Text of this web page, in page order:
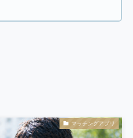
マッチングアプリ